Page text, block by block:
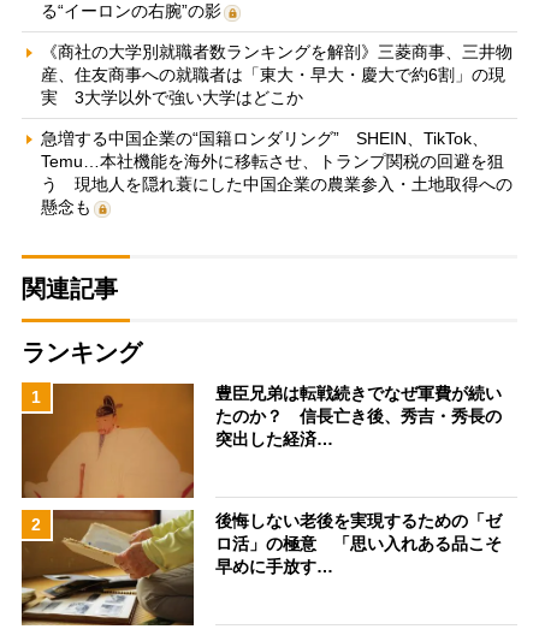
る“イーロンの右腕”の影
《商社の大学別就職者数ランキングを解剖》三菱商事、三井物
産、住友商事への就職者は「東大・早大・慶大で約6割」の現
実 3大学以外で強い大学はどこか
急増する中国企業の“国籍ロンダリング” SHEIN、TikTok、
Temu…本社機能を海外に移転させ、トランプ関税の回避を狙
う 現地人を隠れ蓑にした中国企業の農業参入・土地取得への
懸念も
関連記事
ランキング
1
豊臣兄弟は転戦続きでなぜ軍費が続い
たのか？ 信長亡き後、秀吉・秀長の
突出した経済…
2
後悔しない老後を実現するための「ゼ
ロ活」の極意 「思い入れある品こそ
早めに手放す…